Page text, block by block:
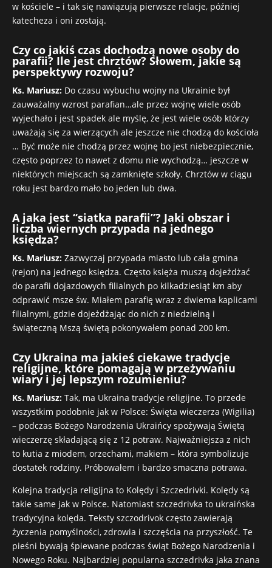
w kościele – i tak się nawiązują pierwsze relacje, później
katecheza i oni zostają.
Czy co jakiś czas dochodzą nowe osoby do
parafii? Ile jest chrztów? Słowem, jakie są
perspektywy rozwoju?
Ks. Mariusz: Do czasu wybuchu wojny na Ukrainie był
zauważalny wzrost parafian…ale przez wojnę wiele osób
wyjechało i jest spadek ale myślę, że jest wiele osób którzy
uważają się za wierzących ale jeszcze nie chodzą do kościoła
… Być może nie chodzą przez wojnę bo jest niebezpiecznie,
często poprzez to nawet z domu nie wychodzą… jeszcze w
niektórych miejscach są zamknięte szkoły. Chrztów w ciągu
roku jest bardzo mało bo jeden lub dwa.
A jaka jest “siatka parafii”? Jaki obszar i
liczba wiernych przypada na jednego
księdza?
Ks. Mariusz: Zazwyczaj przypada miasto lub cała gmina
(rejon) na jednego księdza. Często księża muszą dojeżdżać
do parafii dojazdowych filialnych po kilkadziesiąt km aby
odprawić msze św. Miałem parafię wraz z dwiema kaplicami
filialnymi, gdzie dojeżdżając do nich z niedzielną i
świąteczną Mszą świętą pokonywałem ponad 200 km.
Czy Ukraina ma jakieś ciekawe tradycje
religijne, które pomagają w przeżywaniu
wiary i jej lepszym rozumieniu?
Ks. Mariusz: Tak, ma Ukraina tradycje religijne. To przede
wszystkim podobnie jak w Polsce: Święta wieczerza (Wigilia)
– podczas Bożego Narodzenia Ukraińcy spożywają Świętą
wieczerzę składającą się z 12 potraw. Najważniejsza z nich
to kutia z miodem, orzechami, makiem – która symbolizuje
dostatek rodziny. Próbowałem i bardzo smaczna potrawa.
Kolejna tradycja religijna to Kolędy i Szczedrivki. Kolędy są
takie same jak w Polsce. Natomiast szczedrivka to ukraińska
tradycyjna kolęda. Teksty szczodrivok często zawierają
życzenia pomyślności, zdrowia i szczęścia na przyszłość. Te
pieśni bywają śpiewane podczas świąt Bożego Narodzenia i
Nowego Roku. Najbardziej popularna szczedrivka jaka znana